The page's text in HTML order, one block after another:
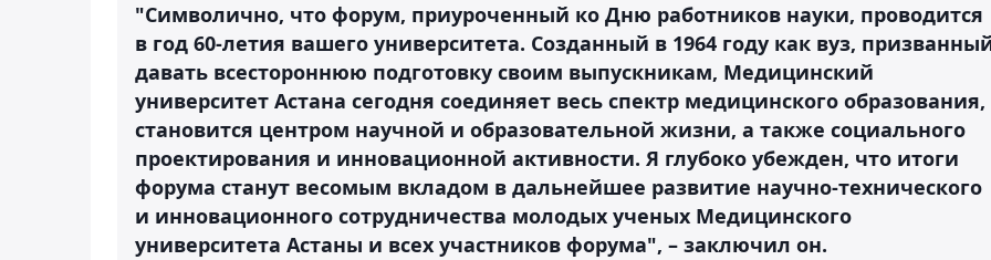
"Символично, что форум, приуроченный ко Дню работников науки, проводится
в год 60-летия вашего университета. Созданный в 1964 году как вуз,
давать всестороннюю подготовку своим выпускникам, Медицинский
университет Астана сегодня соединяет весь спектр медицинского образования,
становится центром научной и образовательной жизни, а также социального
проектирования и инновационной активности. Я глубоко убежден, что итоги
форума станут весомым вкладом в дальнейшее развитие научно-технического
и инновационного сотрудничества молодых ученых Медицинского
университета Астаны и всех участников форума", – заключил он.